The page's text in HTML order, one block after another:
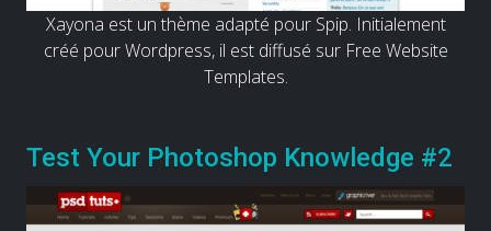
Xayona est un thème adapté pour Spip. Initialement
créé pour Wordpress, il est diffusé sur Free Website
Templates.
Test Your Photoshop Knowledge #2